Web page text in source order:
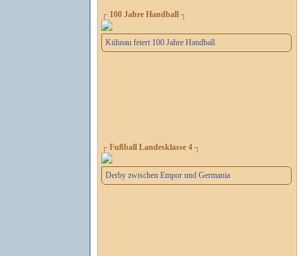
┌ 100 Jahre Handball ┐
Kühnau feiert 100 Jahre Handball
┌ Fußball Landesklasse 4 ┐
Derby zwischen Empor und Germania